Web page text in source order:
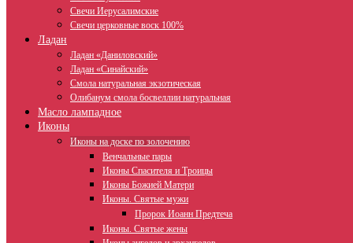
Свечи Иерусалимские
Свечи церковные воск 100%
Ладан
Ладан «Даниловский»
Ладан «Синайский»
Смола натуральная экзотическая
Олибанум смола босвеллии натуральная
Масло лампадное
Иконы
Иконы на доске по золочению
Венчальные пары
Иконы Спасителя и Троицы
Иконы Божией Матери
Иконы. Святые мужи
Пророк Иоанн Предтеча
Иконы. Святые жены